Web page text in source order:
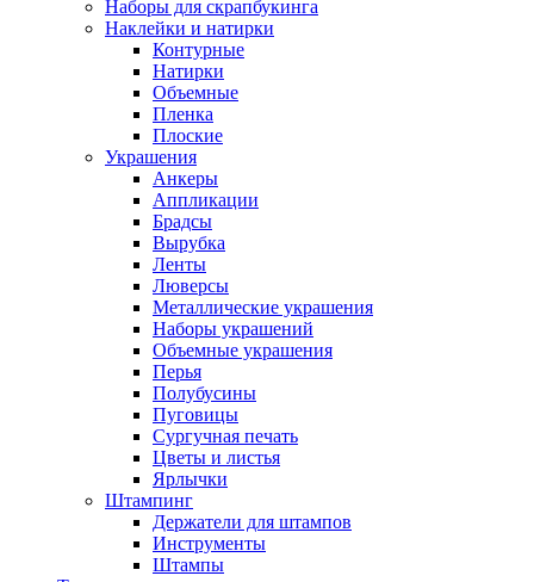
Наборы для скрапбукинга
Наклейки и натирки
Контурные
Натирки
Объемные
Пленка
Плоские
Украшения
Анкеры
Аппликации
Брадсы
Вырубка
Ленты
Люверсы
Металлические украшения
Наборы украшений
Объемные украшения
Перья
Полубусины
Пуговицы
Сургучная печать
Цветы и листья
Ярлычки
Штампинг
Держатели для штампов
Инструменты
Штампы